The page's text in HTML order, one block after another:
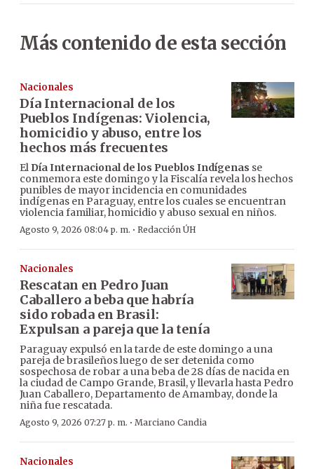
Más contenido de esta sección
Nacionales
Día Internacional de los
Pueblos Indígenas: Violencia,
homicidio y abuso, entre los
hechos más frecuentes
El Día Internacional de los Pueblos Indígenas se
conmemora este domingo y la Fiscalía revela los hechos
punibles de mayor incidencia en comunidades
indígenas en Paraguay, entre los cuales se encuentran
violencia familiar, homicidio y abuso sexual en niños.
Agosto 9, 2026 08:04 p. m. · Redacción ÚH
Nacionales
Rescatan en Pedro Juan
Caballero a beba que habría
sido robada en Brasil:
Expulsan a pareja que la tenía
Paraguay expulsó en la tarde de este domingo a una
pareja de brasileños luego de ser detenida como
sospechosa de robar a una beba de 28 días de nacida en
la ciudad de Campo Grande, Brasil, y llevarla hasta Pedro
Juan Caballero, Departamento de Amambay, donde la
niña fue rescatada.
Agosto 9, 2026 07:27 p. m. · Marciano Candia
Nacionales